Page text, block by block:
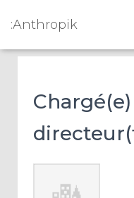
:Anthropik